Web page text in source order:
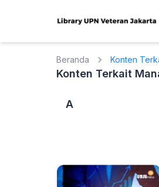
Beranda Konten
Konten Terkait
A